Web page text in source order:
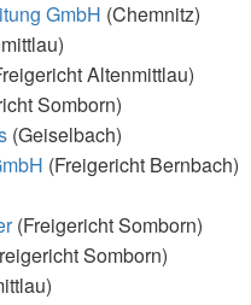
GmbH (Chemnitz)
Altenmittlau)
Somborn)
(Geiselbach)
(Freigericht Bernbach)
(Freigericht Somborn)
Somborn)